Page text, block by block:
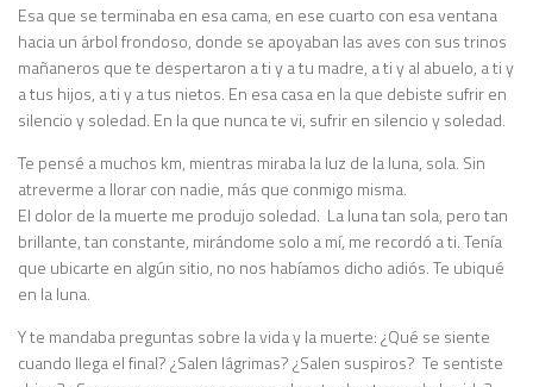
Esa que se terminaba en esa cama, en ese cuarto con esa ventana
hacia un árbol frondoso, donde se apoyaban las aves con sus trinos
mañaneros que te despertaron a ti y a tu madre, a ti y al abuelo, a ti y
a tus hijos, a ti y a tus nietos. En esa casa en la que debiste sufrir en
silencio y soledad. En la que nunca te vi, sufrir en silencio y soledad.
Te pensé a muchos km, mientras miraba la luz de la luna, sola. Sin
atreverme a llorar con nadie, más que conmigo misma.
El dolor de la muerte me produjo soledad. La luna tan sola, pero tan
brillante, tan constante, mirándome solo a mí, me recordó a ti. Tenía
que ubicarte en algún sitio, no nos habíamos dicho adiós. Te ubiqué
en la luna.
Y te mandaba preguntas sobre la vida y la muerte: ¿Qué se siente
cuando llega el final? ¿Salen lágrimas? ¿Salen suspiros? Te sentiste